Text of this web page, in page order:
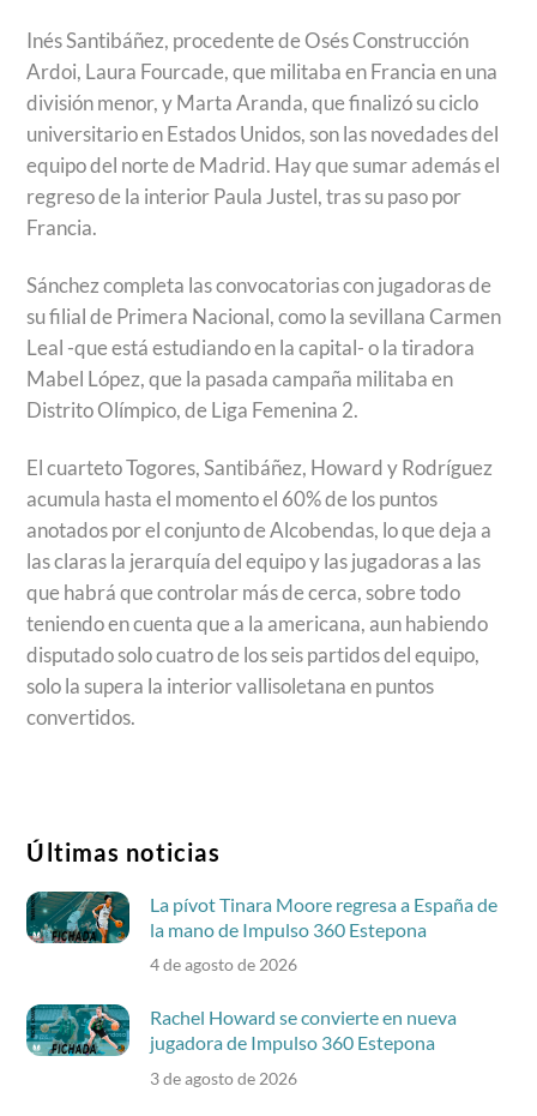
Inés Santibáñez, procedente de Osés Construcción
Ardoi, Laura Fourcade, que militaba en Francia en una
división menor, y Marta Aranda, que finalizó su ciclo
universitario en Estados Unidos, son las novedades del
equipo del norte de Madrid. Hay que sumar además el
regreso de la interior Paula Justel, tras su paso por
Francia.
Sánchez completa las convocatorias con jugadoras de
su filial de Primera Nacional, como la sevillana Carmen
Leal -que está estudiando en la capital- o la tiradora
Mabel López, que la pasada campaña militaba en
Distrito Olímpico, de Liga Femenina 2.
El cuarteto Togores, Santibáñez, Howard y Rodríguez
acumula hasta el momento el 60% de los puntos
anotados por el conjunto de Alcobendas, lo que deja a
las claras la jerarquía del equipo y las jugadoras a las
que habrá que controlar más de cerca, sobre todo
teniendo en cuenta que a la americana, aun habiendo
disputado solo cuatro de los seis partidos del equipo,
solo la supera la interior vallisoletana en puntos
convertidos.
Últimas noticias
La pívot Tinara Moore regresa a España de
la mano de Impulso 360 Estepona
4 de agosto de 2026
Rachel Howard se convierte en nueva
jugadora de Impulso 360 Estepona
3 de agosto de 2026